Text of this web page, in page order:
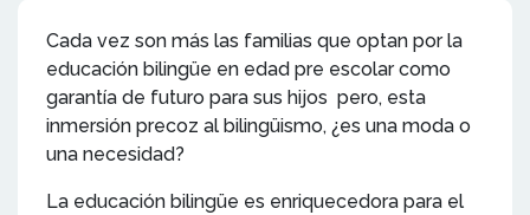
Cada vez son más las familias que optan por la
educación bilingüe en edad pre escolar como
garantía de futuro para sus hijos pero, esta
inmersión precoz al bilingüismo, ¿es una moda o
una necesidad?
La educación bilingüe es enriquecedora para el